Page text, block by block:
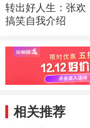
转出好人生：张欢
搞笑自我介绍
相关推荐